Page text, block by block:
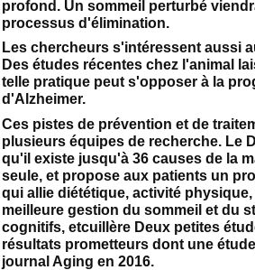
profond. Un sommeil perturbé
processus d'élimination.
Les chercheurs s'intéressent aussi
Des études récentes chez l'animal
telle pratique peut s'opposer à la
d'Alzheimer.
Ces pistes de prévention et de
plusieurs équipes de recherche. Le
qu'il existe jusqu'à 36 causes de la
seule, et propose aux patients un
qui allie diététique, activité
meilleure gestion du sommeil et du
cognitifs, etcuillère Deux petites
résultats prometteurs dont une
journal Aging en 2016.